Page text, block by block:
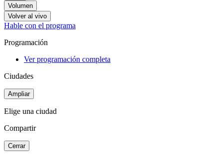
Volumen
Volver al vivo
Hable con el programa
Programación
Ver programación completa
Ciudades
Ampliar
Elige una ciudad
Compartir
Cerrar